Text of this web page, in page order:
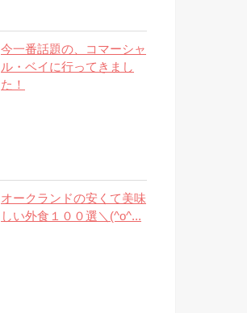
今一番話題の、コマーシャ
ル・ベイに行ってきまし
た！
オークランドの安くて美味
しい外食１００選＼(^o^...